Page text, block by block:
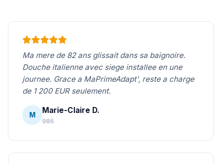
Ma mere de 82 ans glissait dans sa baignoire.
Douche italienne avec siege installee en une
journee. Grace a MaPrimeAdapt', reste a charge
de 1 200 EUR seulement.
M Marie-Claire D.
986